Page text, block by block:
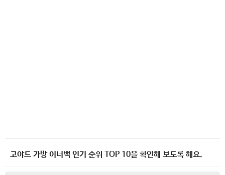
고야드 가방 이너백 인기 순위 TOP 10을 확인해 보도록 해요.